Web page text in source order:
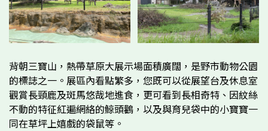
背朝三寶山，熱帶草原大展示場面積廣闊，是野市動物公園
的標誌之一。展區內看點繁多，您既可以從展望台及休息室
觀賞長頸鹿及斑馬悠哉地進食，更可看到長相奇特、因紋絲
不動的特征紅遍網絡的鯨頭鸛，以及與育兒袋中的小寶寶一
同在草坪上嬉戲的袋鼠等。